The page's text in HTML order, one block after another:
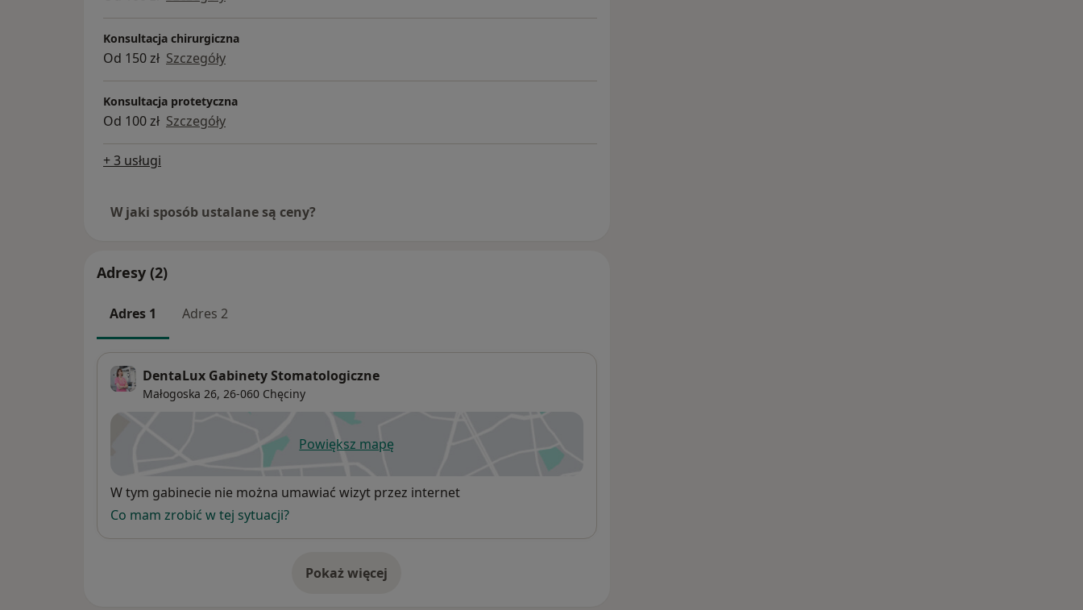
Konsultacja chirurgiczna
Od 150 zł Szczegóły
Konsultacja protetyczna
Od 100 zł Szczegóły
+ 3 usługi
W jaki sposób ustalane są ceny?
Adresy (2)
Adres 1 Adres 2
DentaLux Gabinety Stomatologiczne
Małogoska 26, 26-060 Chęciny
Powiększ mapęotwiera się w nowej karcie
Dostępność
W tym gabinecie nie można umawiać wizyt przez internet
Co mam zrobić w tej sytuacji?
Pokaż więcej
o adresie